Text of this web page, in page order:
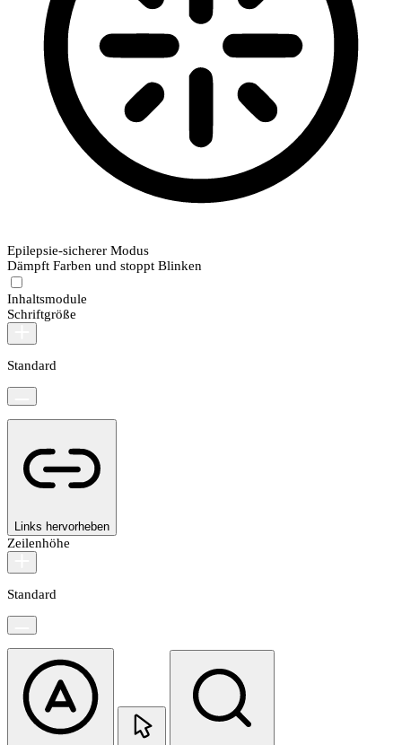
Epilepsie-sicherer Modus
Dämpft Farben und stoppt Blinken
Inhaltsmodule
Schriftgröße
Standard
Links hervorheben
Zeilenhöhe
Standard